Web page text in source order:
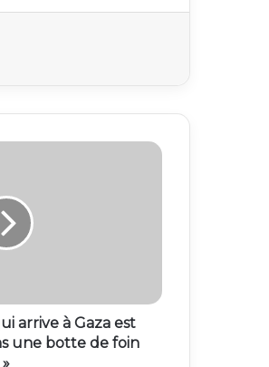
arrive à Gaza est
une botte de foin
»